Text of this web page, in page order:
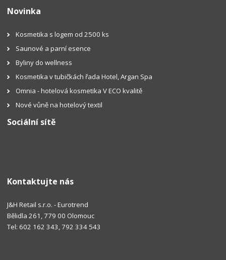
Novinka
Kosmetika s logem od 2500 ks
Saunové a parní esence
Byliny do wellness
Kosmetika v tubičkách řada Hotel, Argan Spa
Omnia - hotelová kosmetika V ECO kvalitě
Nové vůně na hotelový textil
Sociální sítě
Kontaktujte nás
J&H Retail s.r.o. - Eurotrend
Bělidla 261, 779 00 Olomouc
Tel: 602 162 343, 792 334 543